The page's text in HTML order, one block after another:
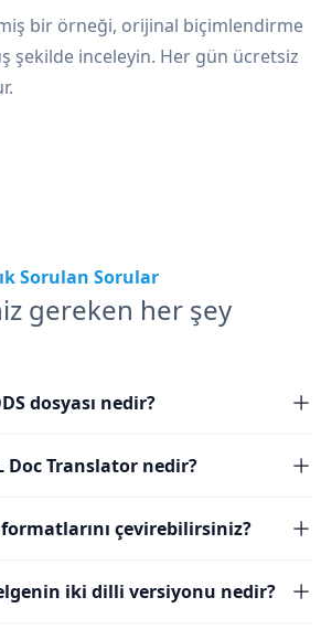
bir örneği, orijinal biçimlendirme
şekilde inceleyin. Her gün ücretsiz
Sorulan Sorular
gereken her şey
dosyası nedir?
Doc Translator nedir?
çevirebilirsiniz?
iki dilli versiyonu nedir?